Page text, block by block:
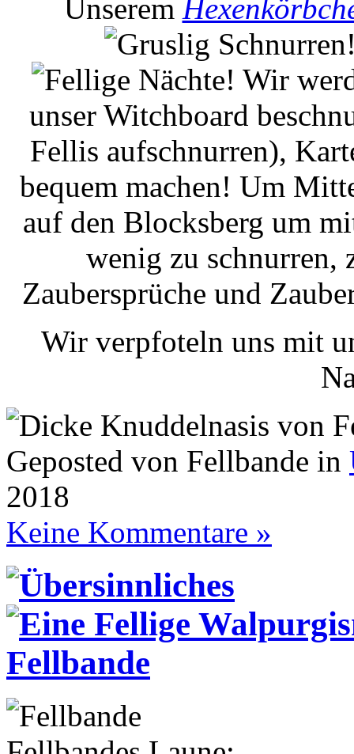
Unserem
Wir
unser Witchboard
Fellis aufschnurren),
bequem machen! Um
auf den Blocksberg um
wenig zu schnurren,
Zaubersprüche und
Wir verpfoteln uns mit
Geposted von Fellbande in
2018
Keine Kommentare »